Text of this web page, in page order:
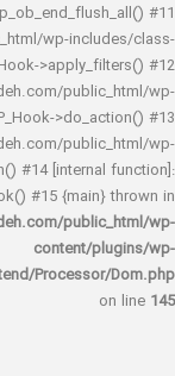
public_html/wp-
WP_Hook-
decokadeh.com/
WP_Hook-
decokadeh.com/
do_action() #14
#15
decokadeh.com/
Frontend/